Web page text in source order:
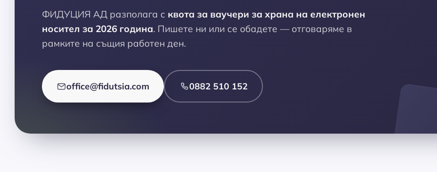
ФИДУЦИЯ АД разполага с квота за ваучери за храна на електронен
носител за 2026 година. Пишете ни или се обадете — отговаряме в
рамките на същия работен ден.
office@fidutsia.com 0882 510 152